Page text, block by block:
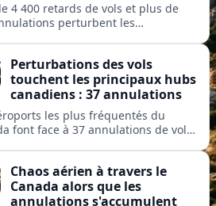
4 400 retards de vols et plus de
perturbent les
des grandes compagnies
et régionales.
Perturbations des vols
touchent les principaux hubs
canadiens : 37 annulations
les plus fréquentés du
font face à 37 annulations de vols
Canada, Jazz, Inuit et Pacific
Chaos aérien à travers le
Canada alors que les
annulations s'accumulent